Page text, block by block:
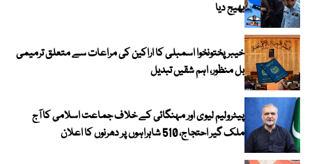
بھیج دیا
خیبرپختونخوا اسمبلی کا اراکین کی مراعات سے متعلق ترمیمی
بل منظور، اہم شقیں تبدیل
پیٹرولیم لیوی اور مہنگائی کے خلاف جماعت اسلامی کا آج
ملک گیر احتجاج، 510 شاہراہوں پر دھرنوں کا اعلان